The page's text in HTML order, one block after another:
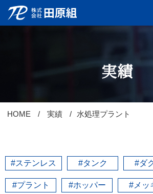
当社について
会社概要
採用情報
実績
HOME 実績 水処理プラント
#ステンレス #タンク #ダ
#プラント #ホッパー #メッ